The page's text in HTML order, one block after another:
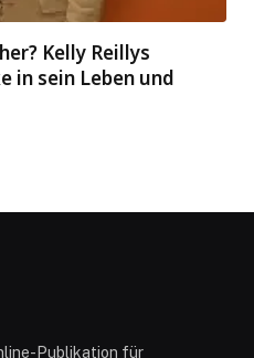
Kelly Reillys
in sein Leben und
Publikation für